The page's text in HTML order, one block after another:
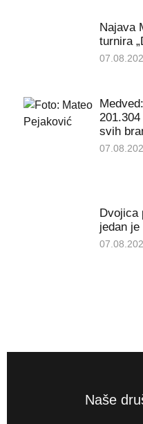
Najava
turnira
svih
Dvojica
jedan
Naše